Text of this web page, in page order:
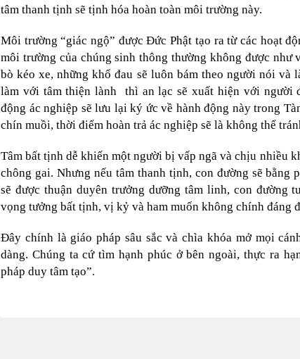
tâm thanh tịnh sẽ tịnh hóa hoàn toàn môi trường này.
Môi trường “giác ngộ” được Đức Phật tạo ra từ các hoạt
môi trường của chúng sinh thông thường không được như
bò kéo xe, những khổ đau sẽ luôn bám theo người nói
làm với tâm thiện lành thì an lạc sẽ xuất hiện với người
động ác nghiệp sẽ lưu lại ký ức về hành động này trong
chín muồi, thời điểm hoàn trả ác nghiệp sẽ là không thể
Tâm bất tịnh dễ khiến một người bị vấp ngã và chịu nhiều
chông gai. Nhưng nếu tâm thanh tịnh, con đường sẽ bằng
sẽ được thuận duyên trưởng dưỡng tâm linh, con đường
vọng tưởng bất tịnh, vị kỷ và ham muốn không chính đáng
Đây chính là giáo pháp sâu sắc và chìa khóa mở mọi
dàng. Chúng ta cứ tìm hạnh phúc ở bên ngoài, thực ra
pháp duy tâm tạo”.